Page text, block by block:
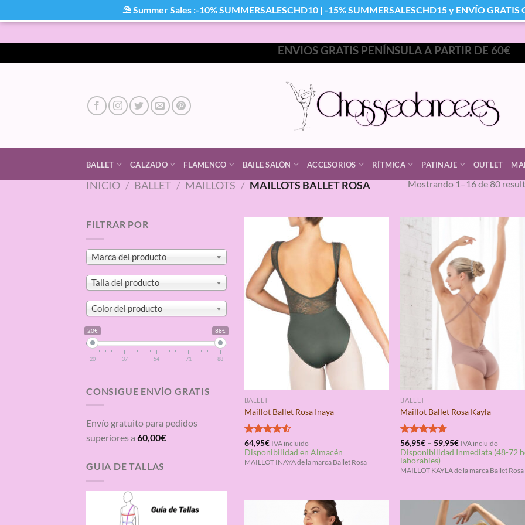
al
ENVIOS GRATIS PENÍNSULA A PARTIR DE 60€
BALLET CALZADO FLAMENCO BAILE SALÓN ACCESORIOS RÍTMICA PATINAJE OUTLET
INICIO / BALLET / MAILLOTS / MAILLOTS BALLET ROSA Mostrando 1–16 de 80
FILTRAR POR
Marca del producto
Talla del producto
Color del producto
20€ 88€
20 37 54 71 88
CONSIGUE ENVÍO GRATIS
Envío gratuito para pedidos
superiores a 60,00€
GUIA DE TALLAS
BALLET
Maillot Ballet Rosa Inaya
Valorado
con4.50
de 5
64,95€ IVA incluido
Disponibilidad en Almacén
MAILLOT INAYA de la marca Ballet Rosa
BALLET
Maillot Ballet Rosa Kayla
Valorado
con4.67
de 5
56,95€ –59,95€ IVA incluido
Disponibilidad Inmediata (48-72
laborables)
MAILLOT KAYLA de la marca Ballet Rosa
⛱ Summer Sales :-10% SUMMERSALESCHD10 | -15% SUMMERSALESCHD15 y ENVÍO